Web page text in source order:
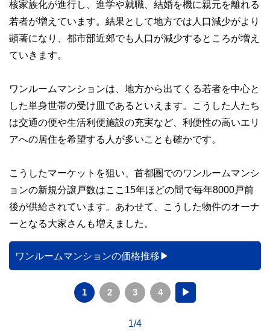
核家族化が進行し、進学や就職、結婚を機に親元を離れる
若者が増えています。結果として地方では人口減少がより
顕著になり、都市部近郊でも人口が減少するところが増え
ていきます。
ワンルームマンションは、地方から出てくる若者を中心と
した単身世帯の受け皿であるといえます。こうした人たち
は交通の便や生活利便施設の充実など、利便性の高いエリ
アへの居住を希望する人が多いことも確かです。
こうしたマーケットを狙い、首都圏でのワンルームマンシ
ョンの新規分譲戸数はここ15年ほどの間で毎年8000戸前
後が供給されています。あわせて、こうした物件のオーナ
ーとなる大家さんも増えました。
ワンルームマンションの価格推移
1 2 3 4 ▶
1/4